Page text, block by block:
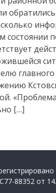
обратились
состоянии
[…]
88352 от